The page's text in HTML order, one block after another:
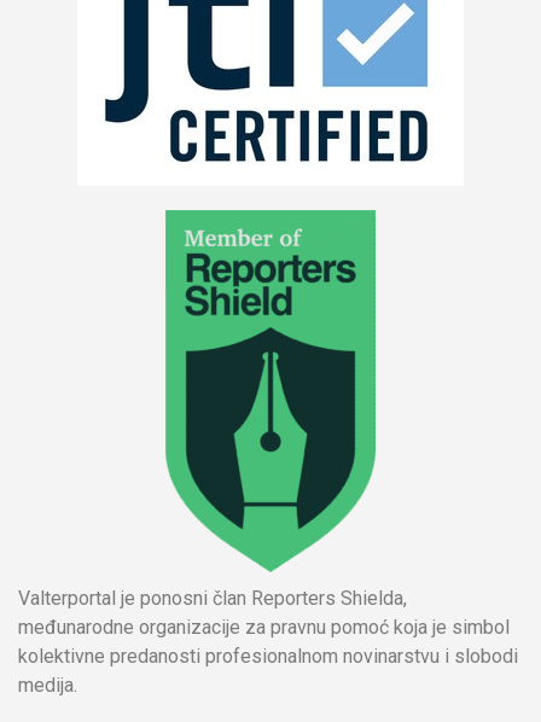
Valterportal je ponosni član Reporters Shielda,
međunarodne organizacije za pravnu pomoć koja je simbol
kolektivne predanosti profesionalnom novinarstvu i slobodi
medija.